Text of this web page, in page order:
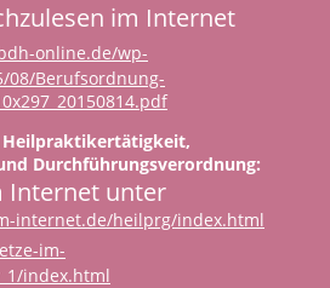
im Internet
online.de/wp-
08/Berufsordnung-
Heilpraktikertätigkeit,
Durchführungsverordnung:
Internet unter
internet.de/heilprg/index.html
im-
index.html